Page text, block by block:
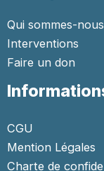
Qui sommes-
Interventions
Faire un don
CGU
Mention Légales
Charte de